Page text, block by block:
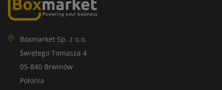
Boxmarket Sp. z o.o.
Świętego Tomasza 4
05-840 Brwinów
Polonia